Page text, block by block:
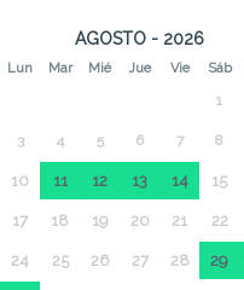
AGOSTO - 2026
Lun Mar Mié Jue Vie Sáb
1
3 4 5 6 7 8
10 11 12 13 14 15
17 18 19 20 21 22
24 25 26 27 28 29